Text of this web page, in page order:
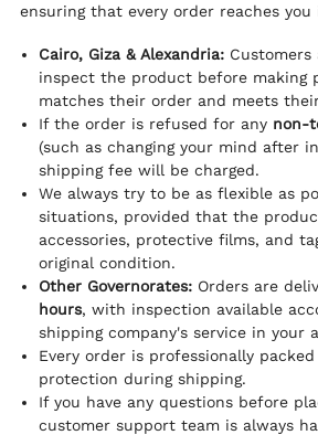
ensuring that every order reaches
Cairo, Giza & Alexandria:
inspect the product before making
matches their order and meets
If the order is refused for any non-
(such as changing your mind after
shipping fee will be charged.
We always try to be as flexible as
situations, provided that the
accessories, protective films, and
original condition.
Other Governorates: Orders are
hours, with inspection available
shipping company's service in your
Every order is professionally
protection during shipping.
If you have any questions before
customer support team is always